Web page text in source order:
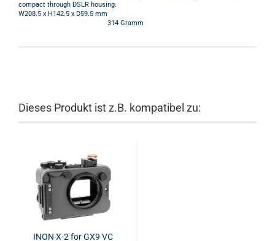
compact through DSLR housing.
W208.5 x H142.5 x D59.5 mm
314 Gramm
Dieses Produkt ist z.B. kompatibel zu:
INON X-2 for GX9 VC